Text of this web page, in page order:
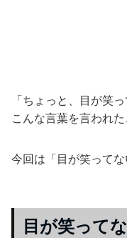
「ちょっと、目が笑っ
こんな言葉を言われ
今回は「目が笑って
目が笑って